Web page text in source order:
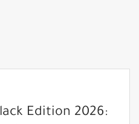
Edition 2026: